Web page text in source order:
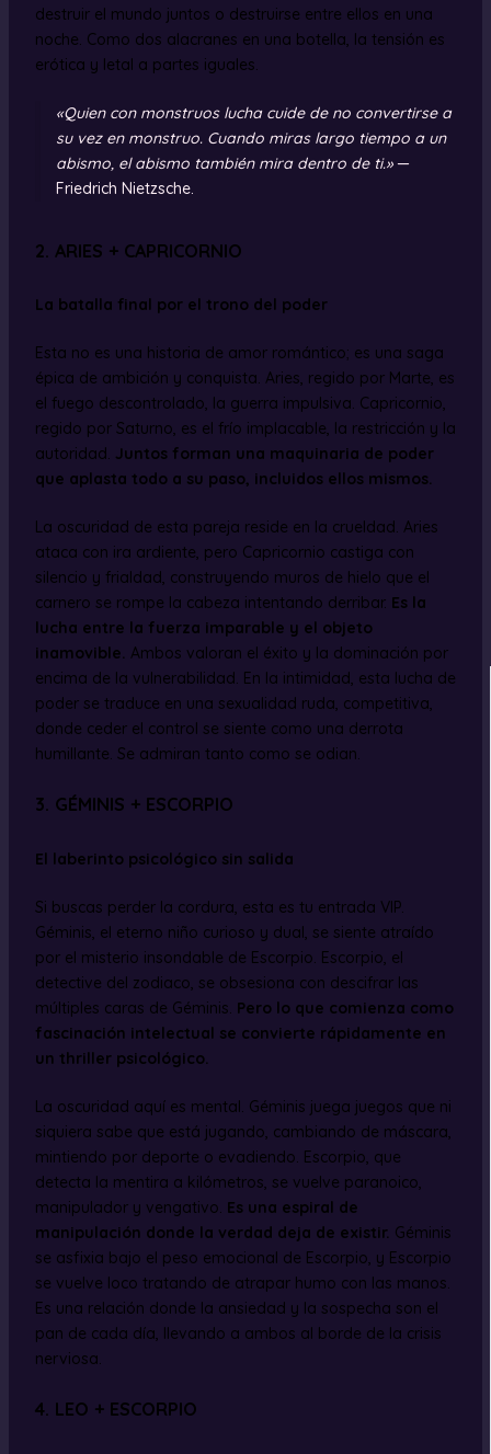
destruir el mundo juntos o destruirse entre ellos en una
noche. Como dos alacranes en una botella, la tensión es
erótica y letal a partes iguales.
«Quien con monstruos lucha cuide de no convertirse a
su vez en monstruo. Cuando miras largo tiempo a un
abismo, el abismo también mira dentro de ti.»—
Friedrich Nietzsche.
2. ARIES + CAPRICORNIO
La batalla final por el trono del poder
Esta no es una historia de amor romántico; es una saga
épica de ambición y conquista. Aries, regido por Marte, es
el fuego descontrolado, la guerra impulsiva. Capricornio,
regido por Saturno, es el frío implacable, la restricción y la
autoridad. Juntos forman una maquinaria de poder
que aplasta todo a su paso, incluidos ellos mismos.
La oscuridad de esta pareja reside en la crueldad. Aries
ataca con ira ardiente, pero Capricornio castiga con
silencio y frialdad, construyendo muros de hielo que el
carnero se rompe la cabeza intentando derribar. Es la
lucha entre la fuerza imparable y el objeto
inamovible. Ambos valoran el éxito y la dominación por
encima de la vulnerabilidad. En la intimidad, esta lucha de
poder se traduce en una sexualidad ruda, competitiva,
donde ceder el control se siente como una derrota
humillante. Se admiran tanto como se odian.
3. GÉMINIS + ESCORPIO
El laberinto psicológico sin salida
Si buscas perder la cordura, esta es tu entrada VIP.
Géminis, el eterno niño curioso y dual, se siente atraído
por el misterio insondable de Escorpio. Escorpio, el
detective del zodiaco, se obsesiona con descifrar las
múltiples caras de Géminis. Pero lo que comienza como
fascinación intelectual se convierte rápidamente en
un thriller psicológico.
La oscuridad aquí es mental. Géminis juega juegos que ni
siquiera sabe que está jugando, cambiando de máscara,
mintiendo por deporte o evadiendo. Escorpio, que
detecta la mentira a kilómetros, se vuelve paranoico,
manipulador y vengativo. Es una espiral de
manipulación donde la verdad deja de existir. Géminis
se asfixia bajo el peso emocional de Escorpio, y Escorpio
se vuelve loco tratando de atrapar humo con las manos.
Es una relación donde la ansiedad y la sospecha son el
pan de cada día, llevando a ambos al borde de la crisis
nerviosa.
4. LEO + ESCORPIO